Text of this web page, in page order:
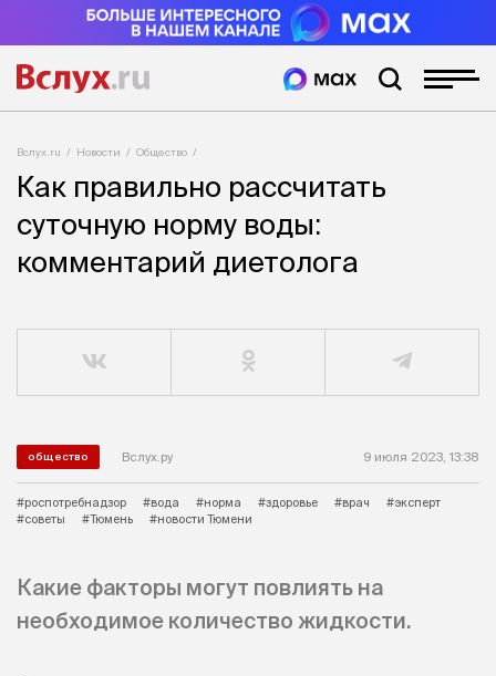
Вслух.ru Новости Общество
Как правильно рассчитать
суточную норму воды:
комментарий диетолога
общество Вслух.ру 9 июля 2023, 13:38
#роспотребнадзор #вода #норма #здоровье #врач
#эксперт
#советы
#Тюмень #новости Тюмени
Какие факторы могут повлиять на
необходимое количество жидкости.